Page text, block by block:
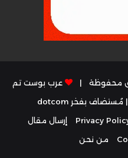
عرب بوست تم
| مُستضاف بفخرdotcom
إرسال مقال
من نحن